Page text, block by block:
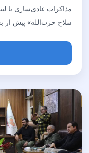
مذاکرات عادی‌سازی با
سلاح حزب‌الله» پیش از